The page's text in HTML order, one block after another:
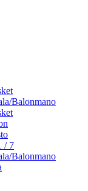
Balonmano
/ 7
Balonmano